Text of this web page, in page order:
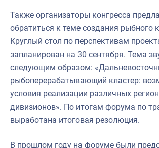
Также организаторы конгресса
обратиться к теме создания рыбного
Круглый стол по перспективам
запланирован на 30 сентября. Тема
следующим образом:
рыбоперерабатывающий кластер:
условия реализации различных
дивизионов». По итогам форума по
выработана итоговая резолюция.
В прошлом году на форуме были